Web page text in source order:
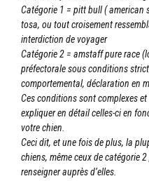
Catégorie 1 = pitt bull (
tosa, ou tout croisement
interdiction de voyager
Catégorie 2 = amstaff pure race
préfectorale sous conditions
comportemental, déclaration en
Ces conditions sont complexes
expliquer en détail celles-ci en
votre chien.
Ceci dit, et une fois de plus, la
chiens, même ceux de catégorie
renseigner auprès d’elles.